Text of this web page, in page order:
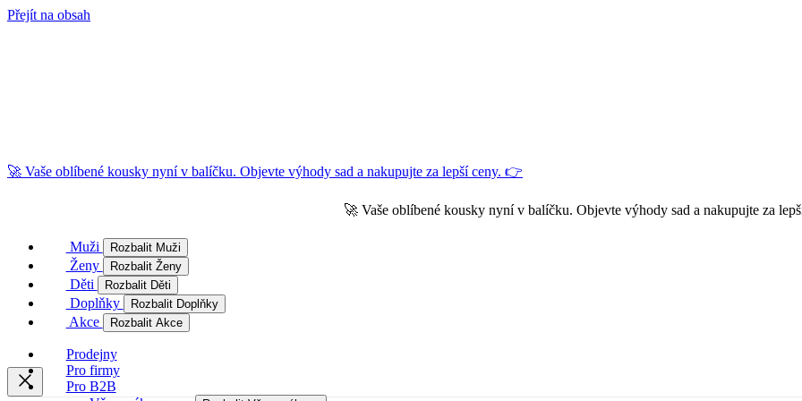
Přejít na obsah
🚀 Vaše oblíbené kousky nyní v balíčku. Objevte výhody sad a nakupujte za lepší ceny. 👉
🚀 Vaše oblíbené kousky nyní v balíčku. Objevte výhody sad a nakupujte za
Muži Rozbalit Muži
Ženy Rozbalit Ženy
Děti Rozbalit Děti
Doplňky Rozbalit Doplňky
Akce Rozbalit Akce
Prodejny
Pro firmy
Pro B2B